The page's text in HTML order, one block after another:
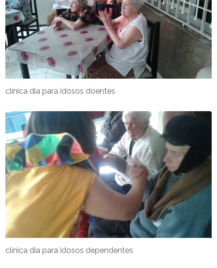
clínica dia para idosos doentes
clínica dia para idosos dependentes